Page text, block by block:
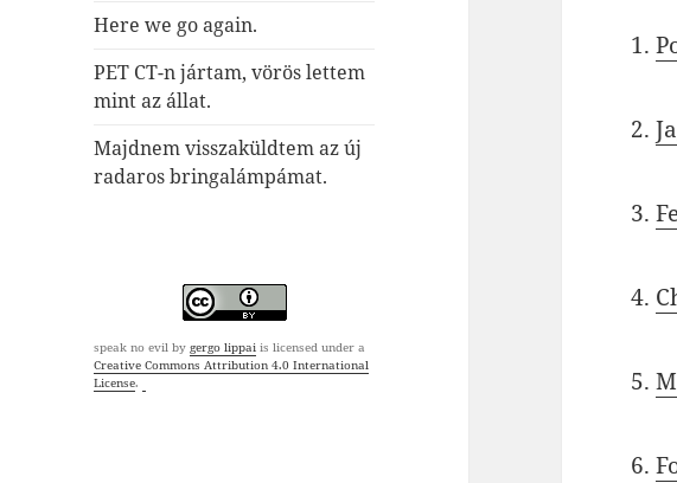
Here we go again.
PET CT-n jártam, vörös lettem
mint az állat.
Majdnem visszaküldtem az új
radaros bringalámpámat.
speak no evil bygergo lippai is licensed under a
Creative Commons Attribution 4.0 International
License.